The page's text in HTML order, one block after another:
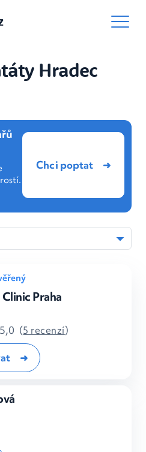
Hradec
Praha
5,0 (5 recenzí)
Chci poptat